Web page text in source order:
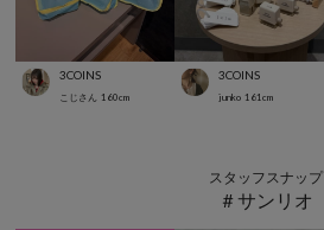
3COINS
こじさん 160cm
3COINS
junko 161cm
スタッフスナップ
＃サンリオ